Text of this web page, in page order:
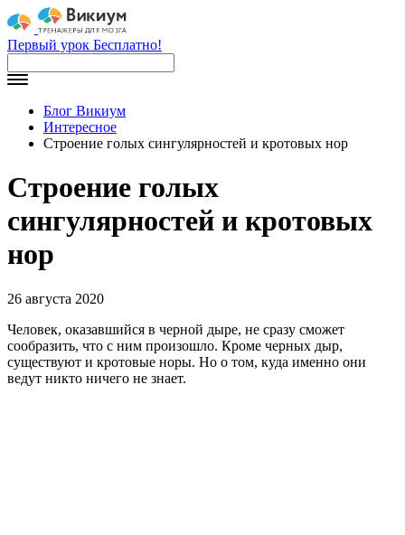
Первый урок Бесплатно!
Блог Викиум
Интересное
Строение голых сингулярностей и кротовых нор
Строение голых
сингулярностей и кротовых
нор
26 августа 2020
Человек, оказавшийся в черной дыре, не сразу сможет
сообразить, что с ним произошло. Кроме черных дыр,
существуют и кротовые норы. Но о том, куда именно они
ведут никто ничего не знает.